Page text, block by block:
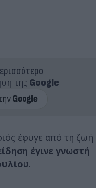
της Google
έφυγε από τη ζωή
έγινε γνωστή
.